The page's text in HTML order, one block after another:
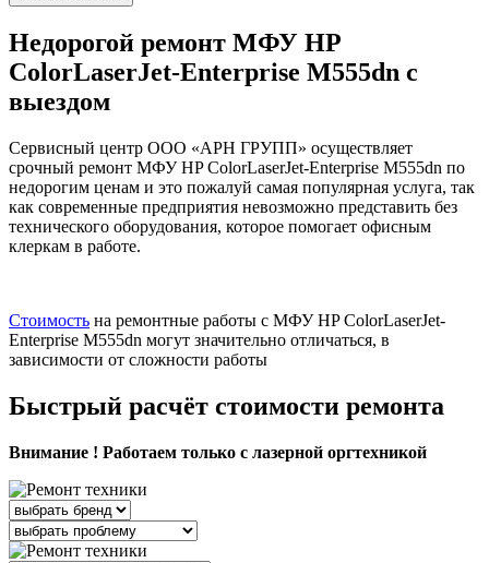
Недорогой ремонт МФУ HP
ColorLaserJet-Enterprise M555dn с
выездом
Сервисный центр ООО «АРН ГРУПП» осуществляет
срочный ремонт МФУ HP ColorLaserJet-Enterprise M555dn по
недорогим ценам и это пожалуй самая популярная услуга, так
как современные предприятия невозможно представить без
технического оборудования, которое помогает офисным
клеркам в работе.
Стоимость на ремонтные работы с МФУ HP ColorLaserJet-
Enterprise M555dn могут значительно отличаться, в
зависимости от сложности работы
Быстрый расчёт стоимости ремонта
Внимание ! Работаем только с лазерной оргтехникой